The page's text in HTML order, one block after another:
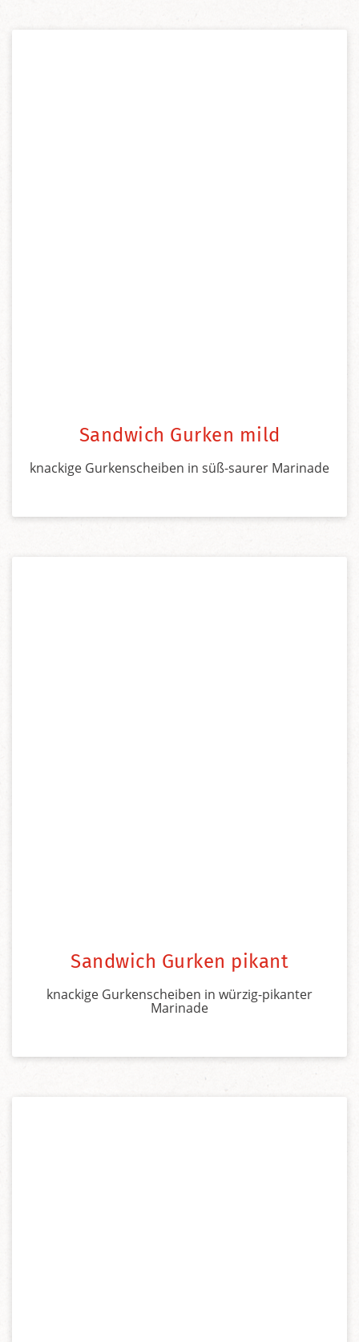
Sandwich Gurken mild
knackige Gurkenscheiben in süß-saurer Marinade
Sandwich Gurken pikant
knackige Gurkenscheiben in würzig-pikanter
Marinade